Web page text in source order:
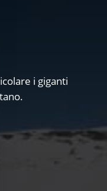
i giganti